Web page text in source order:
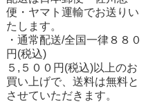
便・ヤマト運輸でお送りい
たします。
・通常配送/全国一律８８０
円(税込)
５,５００円(税込)以上のお
買い上げで、送料は無料と
させていただきます。